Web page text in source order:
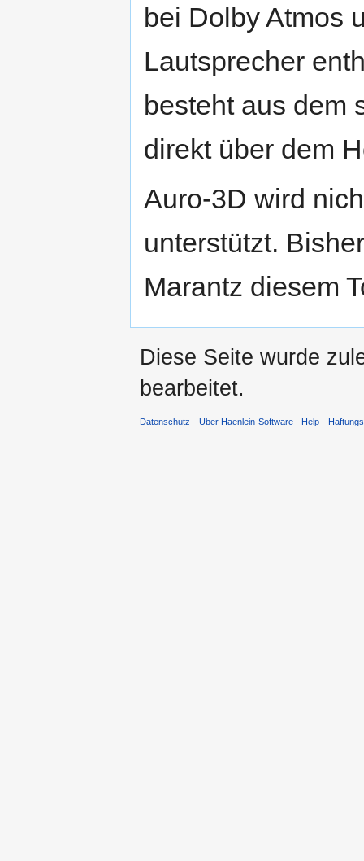
bei Dolby Atmos
Lautsprecher
besteht aus dem
direkt über dem
Auro-3D wird
unterstützt.
Marantz diesem
Diese Seite wurde
bearbeitet.
Datenschutz Über Haenlein-Software - Help